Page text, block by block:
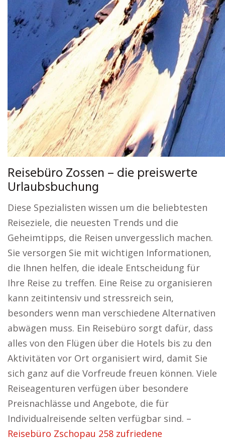
Reisebüro Zossen – die preiswerte
Urlaubsbuchung
Diese Spezialisten wissen um die beliebtesten
Reiseziele, die neuesten Trends und die
Geheimtipps, die Reisen unvergesslich machen.
Sie versorgen Sie mit wichtigen Informationen,
die Ihnen helfen, die ideale Entscheidung für
Ihre Reise zu treffen. Eine Reise zu organisieren
kann zeitintensiv und stressreich sein,
besonders wenn man verschiedene Alternativen
abwägen muss. Ein Reisebüro sorgt dafür, dass
alles von den Flügen über die Hotels bis zu den
Aktivitäten vor Ort organisiert wird, damit Sie
sich ganz auf die Vorfreude freuen können. Viele
Reiseagenturen verfügen über besondere
Preisnachlässe und Angebote, die für
Individualreisende selten verfügbar sind. –
Reisebüro Zschopau 258 zufriedene